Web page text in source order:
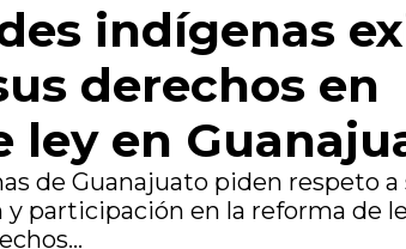
indígenas
derechos en
ley en
de Guanajuato piden respeto a
participación en la reforma de